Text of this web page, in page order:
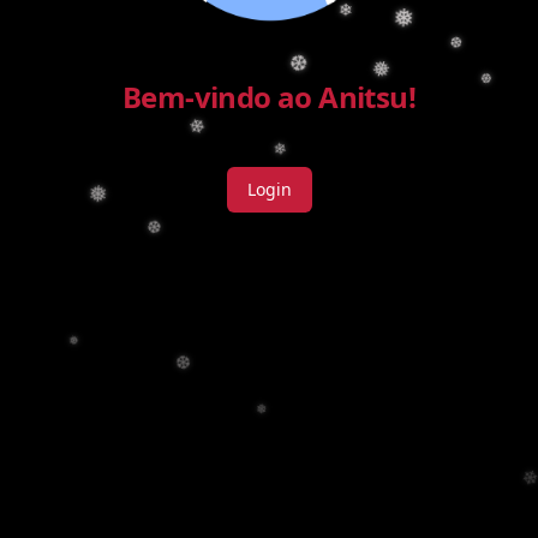
❅
❆
❄
❅
❆
❄ ❅
❆
❅
❆
❄
❅ ❆
Bem-vindo ao Anitsu!
Login